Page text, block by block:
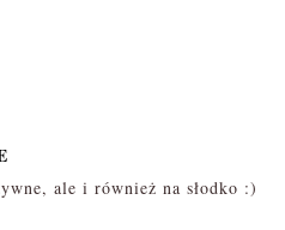
ale i również na słodko :)